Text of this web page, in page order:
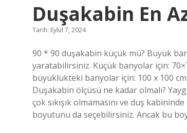
Duşakabin En
Tarih: Eylül 7, 2024
90 * 90 duşakabin küçük mü? Büyük
yaratabilirsiniz. Küçük banyolar için:
büyüklükteki banyolar için: 100 x 100
Duşakabin ölçüsü ne kadar olmalı?
çok sıkışık olmamasını ve duş
boyutunu da seçebilirsiniz. Ancak bu